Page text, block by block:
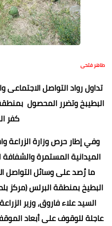
طاهر فتحى
تداول رواد التواصل
البطيبخ وتضرر المحصول
كفر
وفي إطار حرص وزارة الزراعة
الميدانية المستمرة
ما رُصد على وسائل التواصل
البطيخ بمنطقة البرلس (مركز
السيد علاء فاروق، وزير
عاجلة للوقوف على أبعاد